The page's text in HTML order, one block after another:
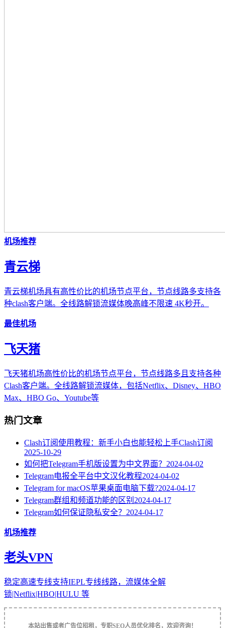
机场推荐
青云梯
青云梯机场具有高性价比的机场节点平台，节点线路多支持各
种clash客户端。全线路解锁流媒体晚高峰不限速 4K秒开。
最佳机场
飞天猪
飞天猪机场高性价比的机场节点平台，节点线路多且支持各种
Clash客户端。全线路解锁流媒体，包括Netflix、Disney、HBO
Max、HBO Go、Youtube等
热门文章
Clash订阅使用教程：新手小白也能轻松上手Clash订阅
2025-10-29
如何把Telegram手机版设置为中文界面？ 2024-04-02
Telegram电报全平台中文汉化教程2024-04-02
Telegram for macOS苹果桌面电脑下载?2024-04-17
Telegram群组和频道功能的区别 2024-04-17
Telegram如何保证隐私安全？ 2024-04-17
机场推荐
老头VPN
稳定高速专线支持IEPL专线线路，流媒体全解
锁|Netflix|HBO|HULU 等
本站出售或者广告位招租，专职SEO人员优化排名，欢迎咨询！